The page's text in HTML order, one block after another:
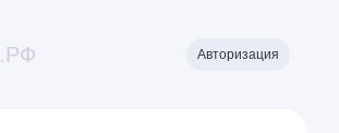
.РФ Авторизация